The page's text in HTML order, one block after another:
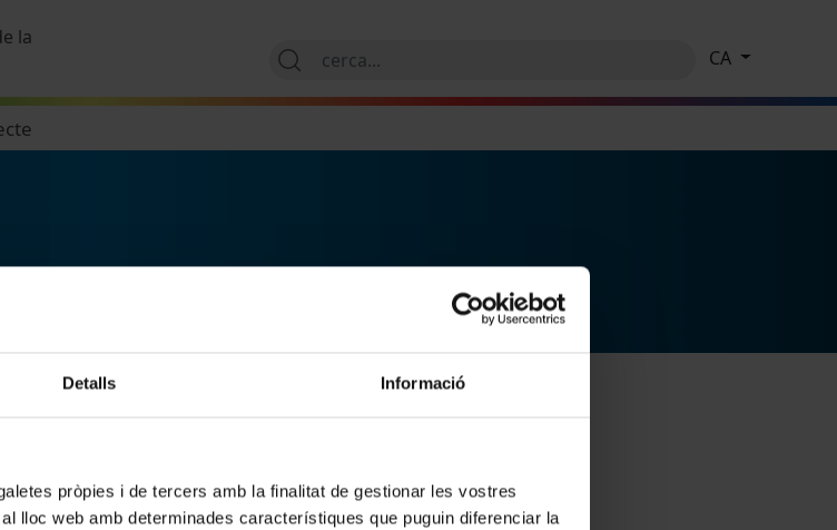
Detalls Informació
pròpies i de tercers amb la finalitat de gestionar les vostres
lloc web amb determinades característiques que puguin diferenciar la
la
CA